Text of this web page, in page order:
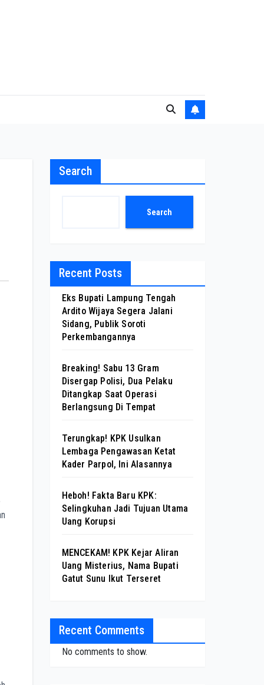
Search
Search
Recent Posts
Eks Bupati Lampung Tengah
Ardito Wijaya Segera Jalani
Sidang, Publik Soroti
Perkembangannya
Breaking! Sabu 13 Gram
Disergap Polisi, Dua Pelaku
Ditangkap Saat Operasi
Berlangsung Di Tempat
Terungkap! KPK Usulkan
Lembaga Pengawasan Ketat
Kader Parpol, Ini Alasannya
Heboh! Fakta Baru KPK:
Selingkuhan Jadi Tujuan Utama
Uang Korupsi
MENCEKAM! KPK Kejar Aliran
Uang Misterius, Nama Bupati
Gatut Sunu Ikut Terseret
Recent Comments
No comments to show.